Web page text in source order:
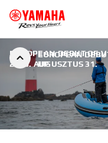
EUROPEAN
UP
EUROPEAN DEBUT OF
2020. AUGUSZTUS 31.